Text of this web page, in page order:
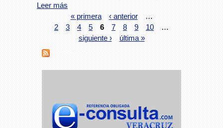
Leer más
« primera
‹ anterior
…
2
3 4 5 6 7 8 9 10
…
siguiente ›
última »